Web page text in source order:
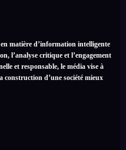
matière d’information intelligente
l’analyse critique et l’engagement
et responsable, le média vise à
d’une société mieux